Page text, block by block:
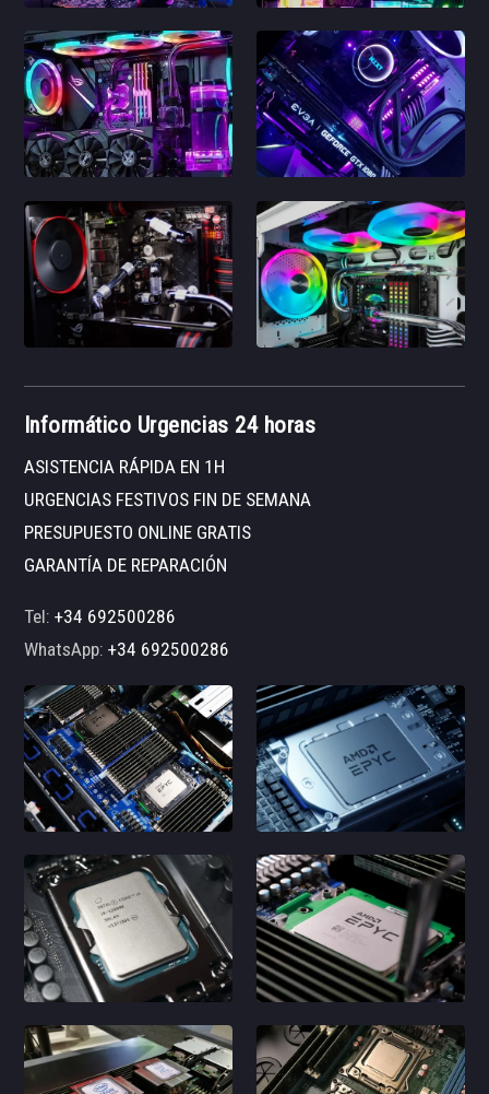
Informático Urgencias 24 horas
ASISTENCIA RÁPIDA EN 1H
URGENCIAS FESTIVOS FIN DE SEMANA
PRESUPUESTO ONLINE GRATIS
GARANTÍA DE REPARACIÓN
Tel:+34 692500286
WhatsApp:+34 692500286